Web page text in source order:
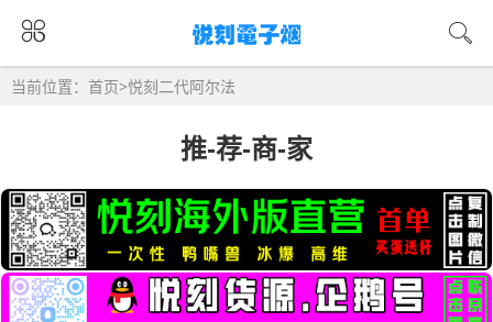
当前位置： 首页>悦刻二代阿尔法